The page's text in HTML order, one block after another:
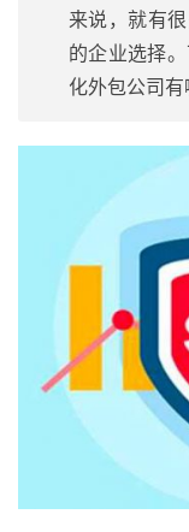
来说，就有
的企业选择
化外包公司有